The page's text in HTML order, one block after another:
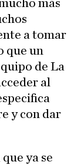
más
a tomar
que un
de La
al
y con dar
ya se